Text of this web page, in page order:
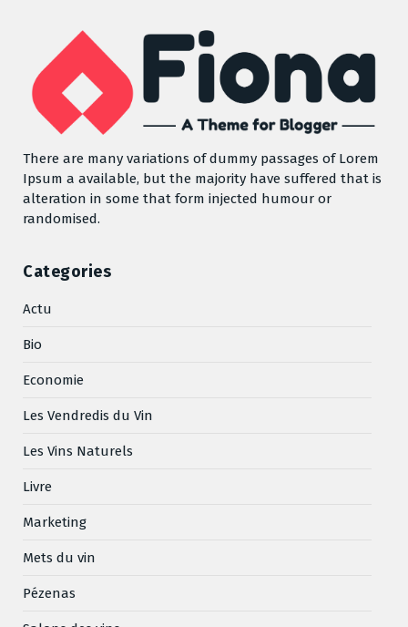
There are many variations of dummy passages of Lorem
Ipsum a available, but the majority have suffered that is
alteration in some that form injected humour or
randomised.
Categories
Actu
Bio
Economie
Les Vendredis du Vin
Les Vins Naturels
Livre
Marketing
Mets du vin
Pézenas